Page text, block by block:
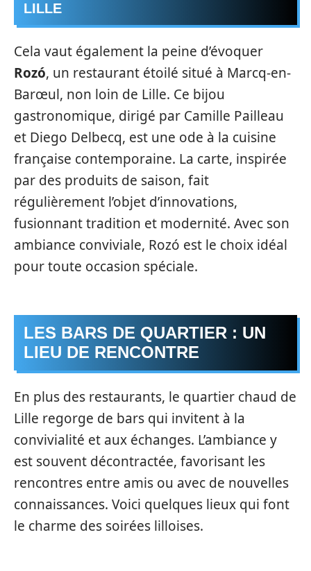
LILLE
Cela vaut également la peine d’évoquer
Rozó, un restaurant étoilé situé à Marcq-en-
Barœul, non loin de Lille. Ce bijou
gastronomique, dirigé par Camille Pailleau
et Diego Delbecq, est une ode à la cuisine
française contemporaine. La carte, inspirée
par des produits de saison, fait
régulièrement l’objet d’innovations,
fusionnant tradition et modernité. Avec son
ambiance conviviale, Rozó est le choix idéal
pour toute occasion spéciale.
LES BARS DE QUARTIER : UN
LIEU DE RENCONTRE
En plus des restaurants, le quartier chaud de
Lille regorge de bars qui invitent à la
convivialité et aux échanges. L’ambiance y
est souvent décontractée, favorisant les
rencontres entre amis ou avec de nouvelles
connaissances. Voici quelques lieux qui font
le charme des soirées lilloises.